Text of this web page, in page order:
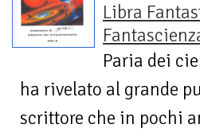
Libra
Paria dei
ha rivelato al grande
scrittore che in pochi